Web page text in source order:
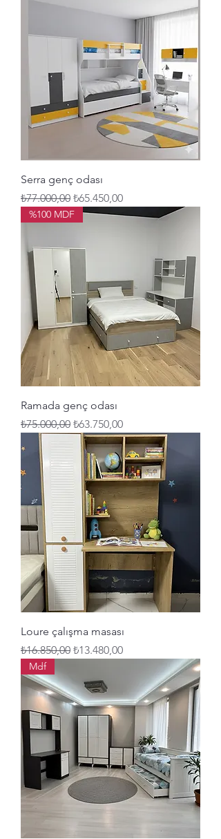
Serra genç odası
Normal Fiyat
₺77.000,00 İndirimli Fiyat
₺65.450,00
%100 MDF
Ramada genç odası
Normal Fiyat
₺75.000,00 İndirimli Fiyat
₺63.750,00
Loure çalışma masası
Normal Fiyat
₺16.850,00 İndirimli Fiyat
₺13.480,00
Mdf